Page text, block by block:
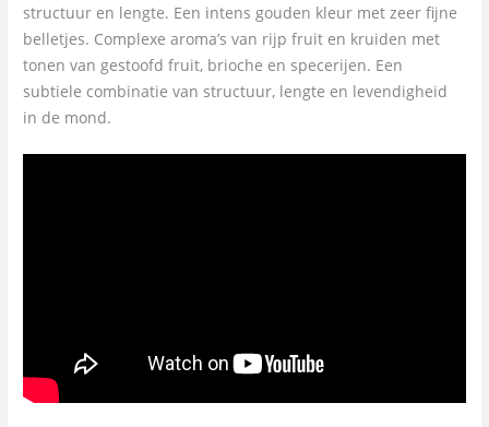
structuur en lengte. Een intens gouden kleur met zeer fijne
belletjes. Complexe aroma’s van rijp fruit en kruiden met
tonen van gestoofd fruit, brioche en specerijen. Een
subtiele combinatie van structuur, lengte en levendigheid
in de mond.